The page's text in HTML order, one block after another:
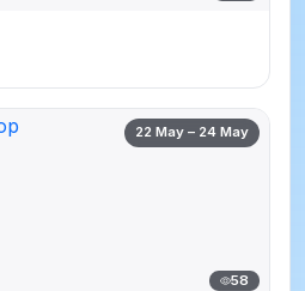
22 May – 24 May
58